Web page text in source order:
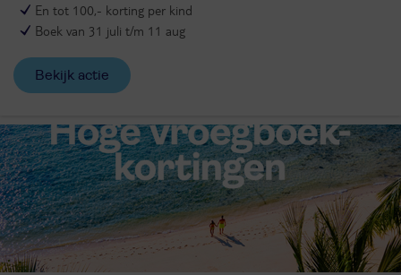
En tot 100,- korting per kind
Boek van 31 juli t/m 11 aug
Bekijk actie